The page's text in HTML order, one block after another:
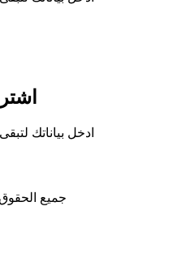
ادخل بياناتك
جميع